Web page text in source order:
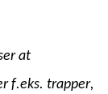
at
f.eks. trapper,